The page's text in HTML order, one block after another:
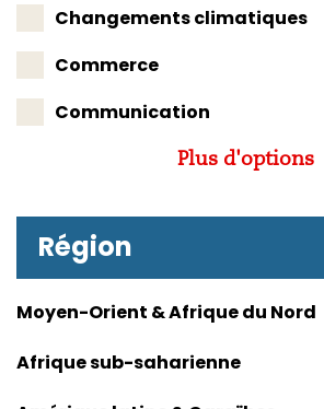
Changements climatiques
Commerce
Communication
Plus d'options
Région
Moyen-Orient & Afrique du Nord
Afrique sub-saharienne